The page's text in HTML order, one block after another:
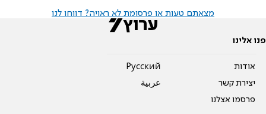
מצאתם טעות או פרסומת לא ראויה? דווחו לנו
פנו אלינו
אודות
יצירת קשר
פרסמו אצלנו
Pусский
عربية